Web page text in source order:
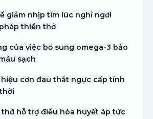
giảm nhịp tim lúc nghỉ ngơi
thiền thở
của việc bổ sung omega-3 bảo
sạch
cơn đau thắt ngực cấp tính
hỗ trợ điều hòa huyết áp tức